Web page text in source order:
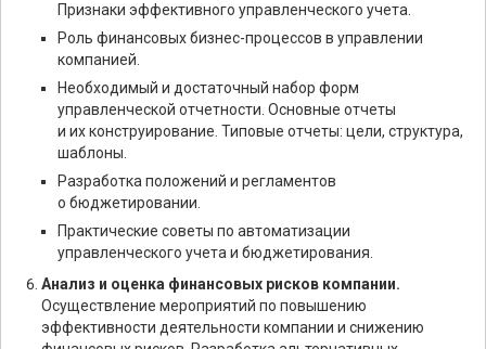
Признаки эффективного управленческого учета.
Роль финансовых бизнес-процессов в управлении
компанией.
Необходимый и достаточный набор форм
управленческой отчетности. Основные отчеты
и их конструирование. Типовые отчеты: цели, структура,
шаблоны.
Разработка положений и регламентов
о бюджетировании.
Практические советы по автоматизации
управленческого учета и бюджетирования.
Анализ и оценка финансовых рисков компании.
Осуществление мероприятий по повышению
эффективности деятельности компании и снижению